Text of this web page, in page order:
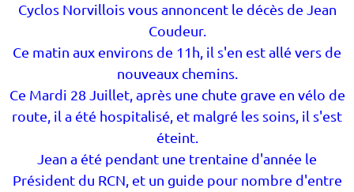
Cyclos Norvillois vous annoncent le décès de Jean
Coudeur.
Ce matin aux environs de 11h, il s'en est allé vers de
nouveaux chemins.
Ce Mardi 28 Juillet, après une chute grave en vélo de
route, il a été hospitalisé, et malgré les soins, il s'est
éteint.
Jean a été pendant une trentaine d'année le
Président du RCN, et un guide pour nombre d'entre